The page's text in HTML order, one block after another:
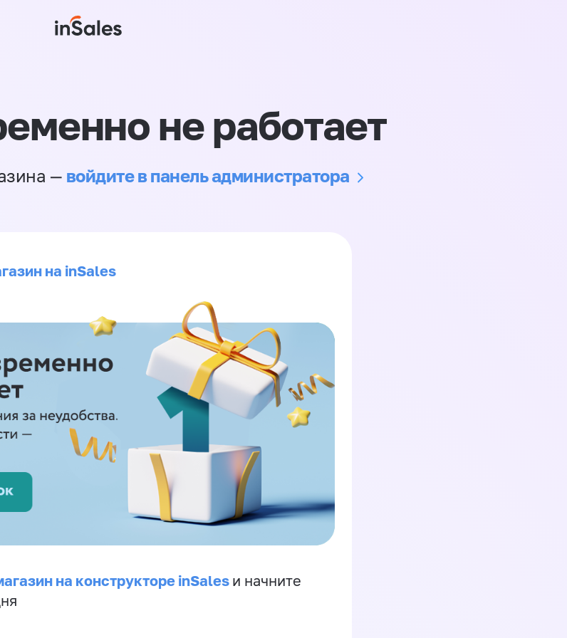
не работает
— войдите в панель администратора
на inSales
на конструкторе inSales и начните